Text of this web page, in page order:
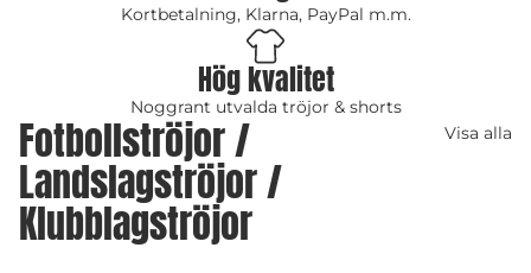
Kortbetalning, Klarna, PayPal m.m.
Hög kvalitet
Noggrant utvalda tröjor & shorts
Fotbollströjor /
Landslagströjor /
Klubblagströjor
Visa alla